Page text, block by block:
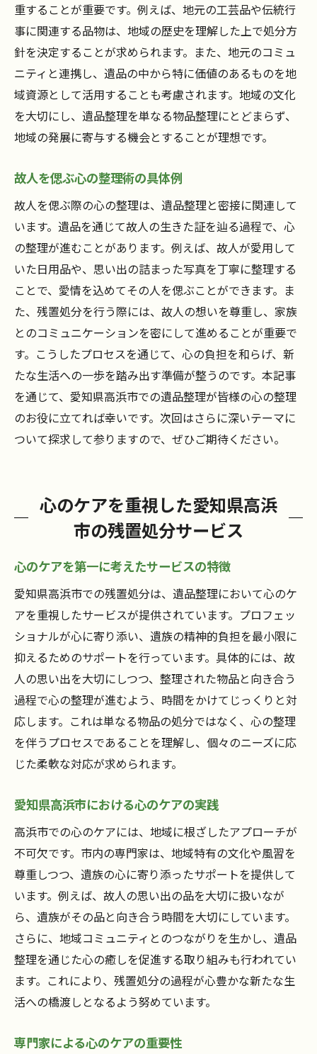
重することが重要です。例えば、地元の工芸品や伝統行
事に関連する品物は、地域の歴史を理解した上で処分方
針を決定することが求められます。また、地元のコミュ
ニティと連携し、遺品の中から特に価値のあるものを地
域資源として活用することも考慮されます。地域の文化
を大切にし、遺品整理を単なる物品整理にとどまらず、
地域の発展に寄与する機会とすることが理想です。
故人を偲ぶ心の整理術の具体例
故人を偲ぶ際の心の整理は、遺品整理と密接に関連して
います。遺品を通じて故人の生きた証を辿る過程で、心
の整理が進むことがあります。例えば、故人が愛用して
いた日用品や、思い出の詰まった写真を丁寧に整理する
ことで、愛情を込めてその人を偲ぶことができます。ま
た、残置処分を行う際には、故人の想いを尊重し、家族
とのコミュニケーションを密にして進めることが重要で
す。こうしたプロセスを通じて、心の負担を和らげ、新
たな生活への一歩を踏み出す準備が整うのです。本記事
を通じて、愛知県高浜市での遺品整理が皆様の心の整理
のお役に立てれば幸いです。次回はさらに深いテーマに
ついて探求して参りますので、ぜひご期待ください。
心のケアを重視した愛知県高浜
市の残置処分サービス
心のケアを第一に考えたサービスの特徴
愛知県高浜市での残置処分は、遺品整理において心のケ
アを重視したサービスが提供されています。プロフェッ
ショナルが心に寄り添い、遺族の精神的負担を最小限に
抑えるためのサポートを行っています。具体的には、故
人の思い出を大切にしつつ、整理された物品と向き合う
過程で心の整理が進むよう、時間をかけてじっくりと対
応します。これは単なる物品の処分ではなく、心の整理
を伴うプロセスであることを理解し、個々のニーズに応
じた柔軟な対応が求められます。
愛知県高浜市における心のケアの実践
高浜市での心のケアには、地域に根ざしたアプローチが
不可欠です。市内の専門家は、地域特有の文化や風習を
尊重しつつ、遺族の心に寄り添ったサポートを提供して
います。例えば、故人の思い出の品を大切に扱いなが
ら、遺族がその品と向き合う時間を大切にしています。
さらに、地域コミュニティとのつながりを生かし、遺品
整理を通じた心の癒しを促進する取り組みも行われてい
ます。これにより、残置処分の過程が心豊かな新たな生
活への橋渡しとなるよう努めています。
専門家による心のケアの重要性